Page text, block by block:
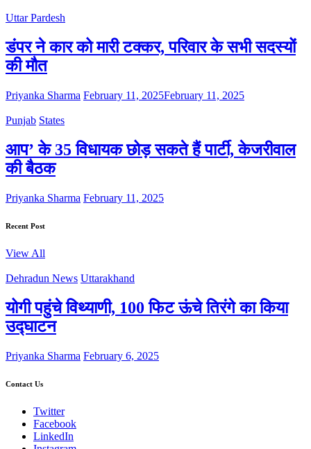
Uttar Pardesh
डंपर ने कार को मारी टक्कर, परिवार के सभी सदस्यों
की मौत
Priyanka Sharma February 11, 2025February 11, 2025
Punjab States
आप’ के 35 विधायक छोड़ सकते हैं पार्टी, केजरीवाल
की बैठक
Priyanka Sharma February 11, 2025
Recent Post
View All
Dehradun News Uttarakhand
योगी पहुंचे विथ्याणी, 100 फिट ऊंचे तिरंगे का किया
उद्घाटन
Priyanka Sharma February 6, 2025
Contact Us
Twitter
Facebook
LinkedIn